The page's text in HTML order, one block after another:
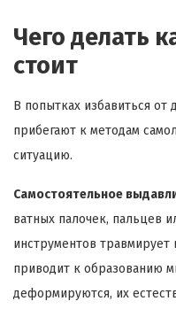
Чего делать
стоит
В попытках избавиться от
прибегают к методам
ситуацию.
Самостоятельное
ватных палочек, пальцев
инструментов
приводит к образованию
деформируются, их